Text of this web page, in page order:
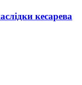
кесарева